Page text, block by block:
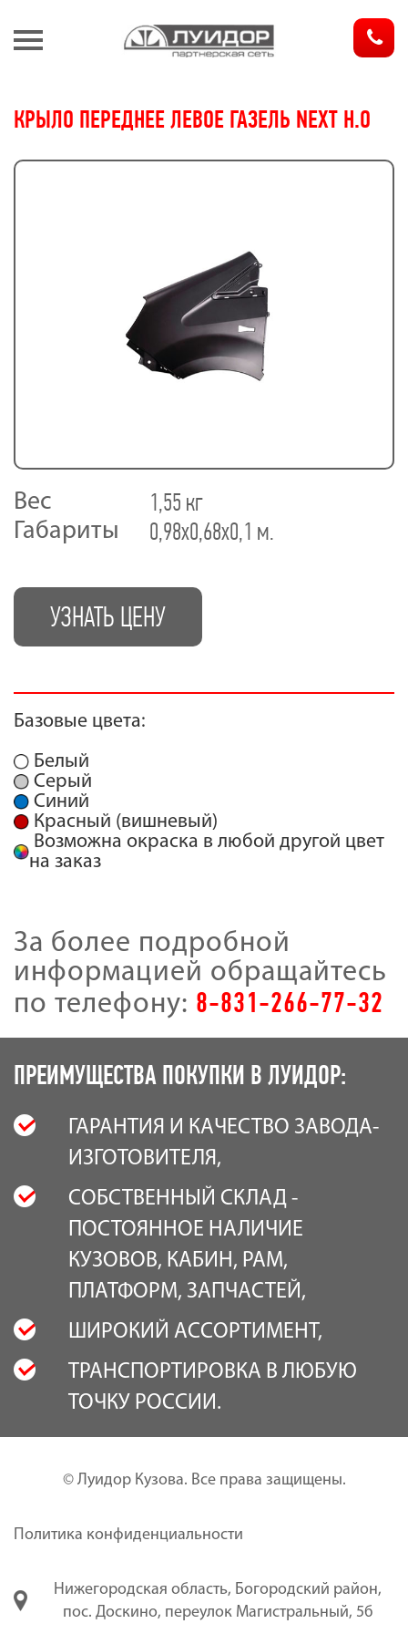
КРЫЛО ПЕРЕДНЕЕ ЛЕВОЕ ГАЗЕЛЬ NEXT Н.О
Вес 1,55 кг
Габариты 0,98х0,68х0,1 м.
УЗНАТЬ ЦЕНУ
Базовые цвета:
Белый
Серый
Синий
Красный (вишневый)
Возможна окраска в любой другой цвет
на заказ
За более подробной
информацией обращайтесь
по телефону: 8-831-266-77-32
ПРЕИМУЩЕСТВА ПОКУПКИ В ЛУИДОР:
ГАРАНТИЯ И КАЧЕСТВО ЗАВОДА-
ИЗГОТОВИТЕЛЯ,
СОБСТВЕННЫЙ СКЛАД -
ПОСТОЯННОЕ НАЛИЧИЕ
КУЗОВОВ, КАБИН, РАМ,
ПЛАТФОРМ, ЗАПЧАСТЕЙ,
ШИРОКИЙ АССОРТИМЕНТ,
ТРАНСПОРТИРОВКА В ЛЮБУЮ
ТОЧКУ РОСCИИ.
© Луидор Кузова. Все права защищены.
Политика конфиденциальности
Нижегородская область, Богородский район,
пос. Доскино, переулок Магистральный, 5б